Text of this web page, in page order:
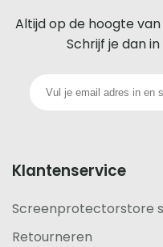
voor
iedere
telefoon
Altijd op de hoogte
Schrijf je dan
Klantenservice
Screenprotectorstore
Retourneren